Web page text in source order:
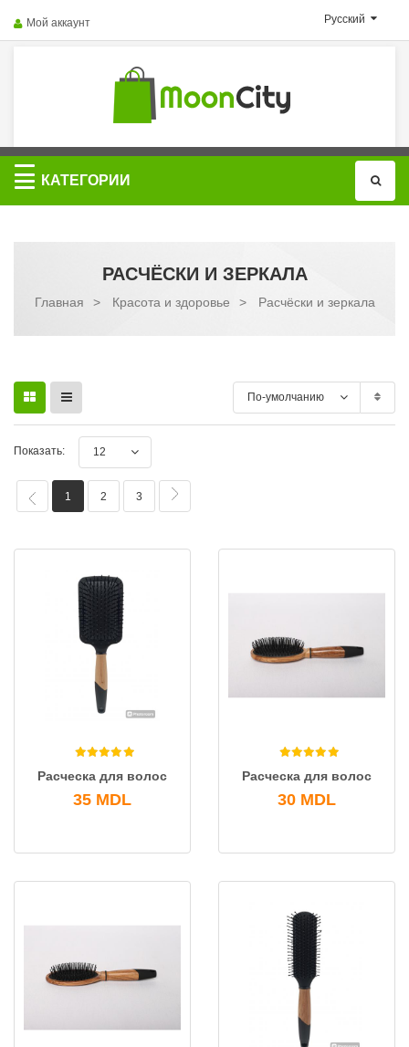
Русский
Мой аккаунт
Категории
КАТЕГОРИИ
РАСЧЁСКИ И ЗЕРКАЛА
Главная > Красота и здоровье > Расчёски и зеркала
По-умолчанию
Показать: 12
1 2 3
Расческа для волос
35 MDL
Расческа для волос
30 MDL